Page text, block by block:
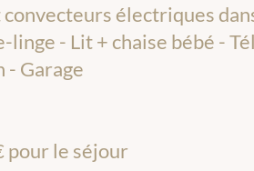
électriques
- Lit + chaise bébé -
- Garage
pour le séjour